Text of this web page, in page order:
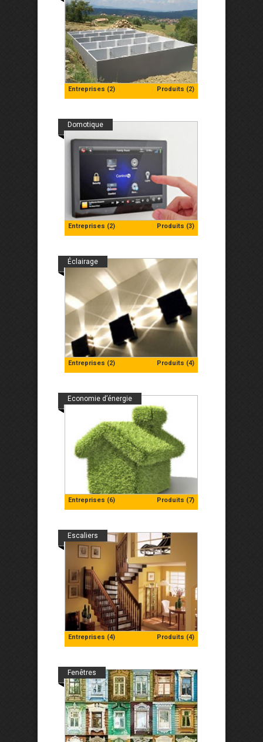
Entreprises (2) Produits (2)
Entreprises (2) Produits (3)
Domotique
Entreprises (2) Produits (4)
Éclairage
Entreprises (6) Produits (7)
Economie d’énergie
Entreprises (4) Produits (4)
Escaliers
Fenêtres